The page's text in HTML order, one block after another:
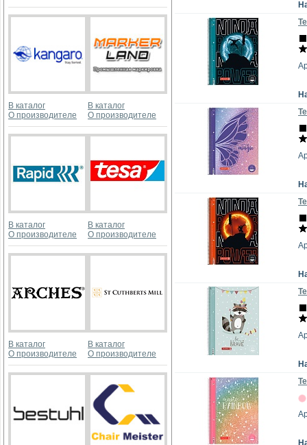
В каталог
О производителе
В каталог
О производителе
В каталог
О производителе
В каталог
О производителе
В каталог
О производителе
В каталог
О производителе